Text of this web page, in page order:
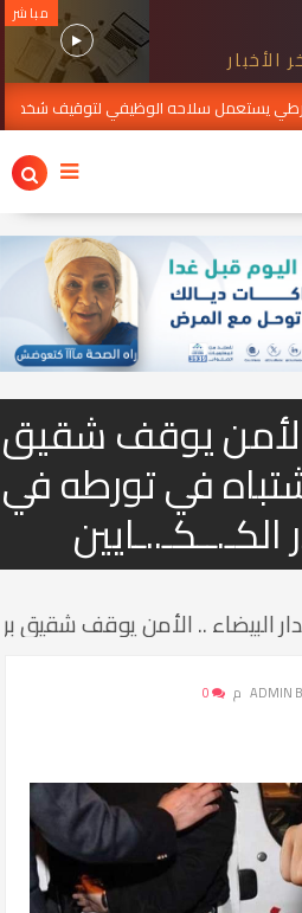
الأخبار
مباشر
الوظيفي لتوقيف شخص يبلغ من العمر 28 سنة، عرض حياة والديه للخط_ر بإستعمال
الأمن يوقف شقيق
في تورطه في
البيضاء .. الأمن يوقف شقيق
ADMIN B